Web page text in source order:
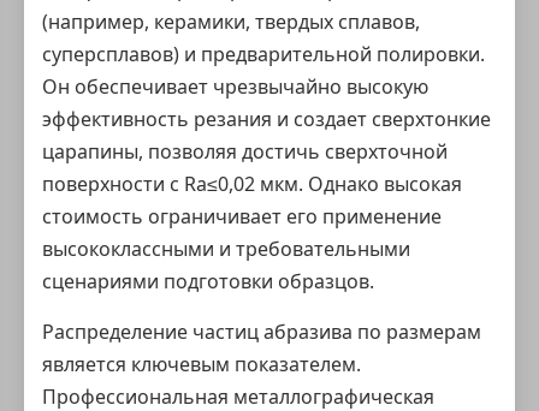
(например, керамики, твердых сплавов,
суперсплавов) и предварительной полировки.
Он обеспечивает чрезвычайно высокую
эффективность резания и создает сверхтонкие
царапины, позволяя достичь сверхточной
поверхности с Ra≤0,02 мкм. Однако высокая
стоимость ограничивает его применение
высококлассными и требовательными
сценариями подготовки образцов.
Распределение частиц абразива по размерам
является ключевым показателем.
Профессиональная металлографическая